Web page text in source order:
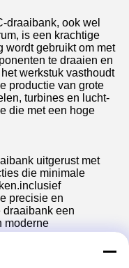
draaibank, ook wel
is een krachtige
wordt gebruikt om met
te draaien en
werkstuk vasthoudt
productie van grote
turbines en lucht-
die met een hoge
uitgerust met
die minimale
precisie en
een
moderne
machine met hoge